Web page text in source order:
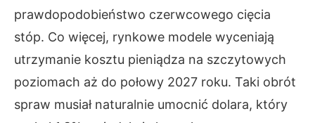
prawdopodobieństwo czerwcowego cięcia
stóp. Co więcej, rynkowe modele wyceniają
utrzymanie kosztu pieniądza na szczytowych
poziomach aż do połowy 2027 roku. Taki obrót
spraw musiał naturalnie umocnić dolara, który